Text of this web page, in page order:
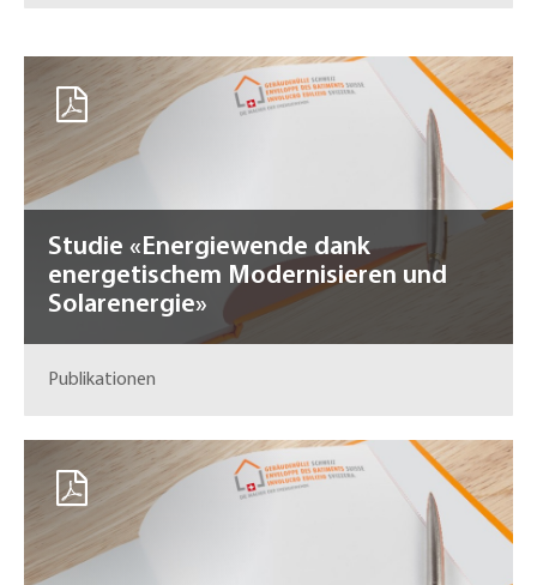
Studie «Energiewende dank
energetischem Modernisieren und
Solarenergie»
Publikationen